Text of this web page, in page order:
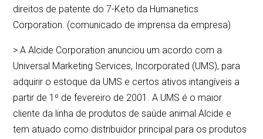
direitos de patente do 7-Keto da Humanetics
Corporation. (comunicado de imprensa da empresa)
> A Alcide Corporation anunciou um acordo com a
Universal Marketing Services, Incorporated (UMS), para
adquirir o estoque da UMS e certos ativos intangíveis a
partir de 1º de fevereiro de 2001. A UMS é o maior
cliente da linha de produtos de saúde animal Alcide e
tem atuado como distribuidor principal para os produtos